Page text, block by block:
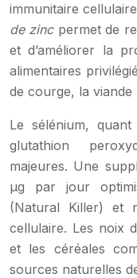
immunitaire
de zinc permet de
et d’améliorer la
alimentaires
de courge, la viande
Le sélénium,
glutathion
majeures. Une
μg par jour
(Natural Killer) et
cellulaire. Les noix
et les céréales
sources naturelles